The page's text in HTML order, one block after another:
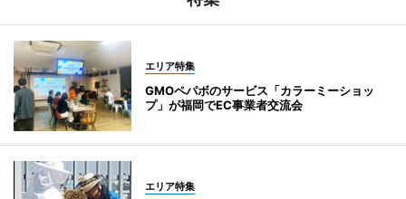
エリア特集
GMOペパボのサービス「カラーミーショッ
プ」が福岡でEC事業者交流会
エリア特集